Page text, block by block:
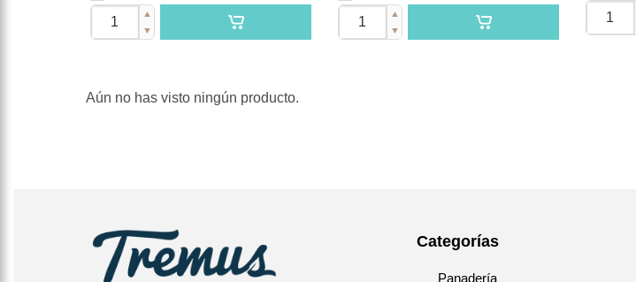
▲
▼
▲
▼
Aún no has visto ningún producto.
Categorías
Panadería